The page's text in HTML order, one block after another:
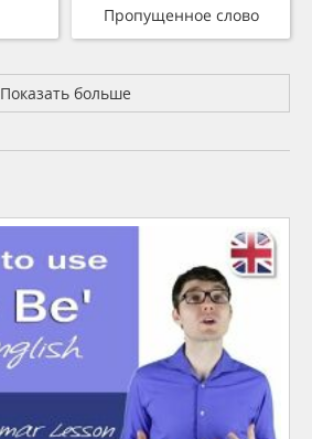
Пропущенное слово
Показать больше